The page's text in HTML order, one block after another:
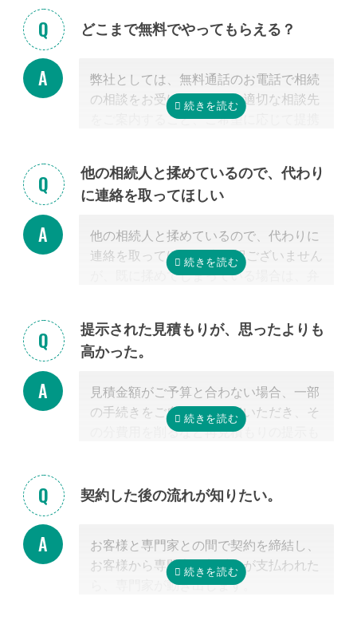
どこまで無料でやってもらえる？
弊社としては、無料通話のお電話で相続
の相談をお受けすること、適切な相談先
をご案内すること、ご希望に応じて提携
ています。
またご紹介した専門家については、面談
続手続きを明らかにすること、それに対
するお見積りを提示するところまでは無
料で行っています。
クしてほしい」といったご相談は、専門
家の能力を使った実務に当たるため、無
料面談の対象外です。詳しくは専門スタ
他の相続人と揉めているので、代わり
に連絡を取ってほしい
他の相続人と揉めているので、代わりに
連絡を取ってほしい 申し訳ございません
が、既に揉めてしまっている場合は、弁
に相談可能な弁護士が掲載されています
ので、お客様から弁護士事務所に直接ご
提示された見積もりが、思ったよりも
高かった。
見積金額がご予算と合わない場合、一部
の手続きをご自身で行っていただき、そ
の分費用を削るなど再見積もりの提示も
らい場合、弊社専門スタッフがお客様に
契約した後の流れが知りたい。
お客様と専門家との間で契約を締結し、
お客様から専門家に着手金が支払われた
ら、専門家が動き出します。